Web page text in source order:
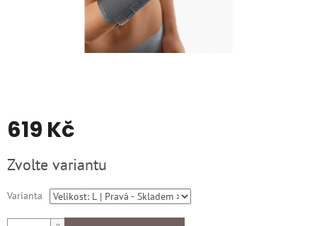
619 Kč
cena:
Zvolte variantu
Varianta